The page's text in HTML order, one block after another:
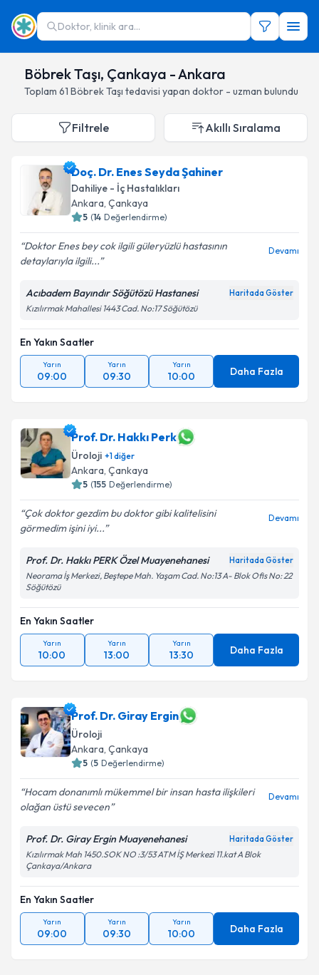
Doktor, klinik ara...
Böbrek Taşı, Çankaya - Ankara
Toplam 61 Böbrek Taşı tedavisi yapan doktor - uzman bulundu
Filtrele Akıllı Sıralama
Doç. Dr. Enes Seyda Şahiner
Dahiliye - İç Hastalıkları
Ankara, Çankaya
5 (14 Değerlendirme)
Doktor Enes bey cok ilgili güleryüzlü hastasının
detaylarıyla ilgili...
Devamı
Acıbadem Bayındır Söğütözü Hastanesi Haritada Göster
Kızılırmak Mahallesi 1443 Cad. No:17 Söğütözü
En Yakın Saatler
Yarın
09:00
Yarın
09:30
Yarın
10:00 Daha Fazla
Prof. Dr. Hakkı Perk
Üroloji +1diğer
Ankara, Çankaya
5 (155 Değerlendirme)
Çok doktor gezdim bu doktor gibi kalitelisini
görmedim işini iyi...
Devamı
Prof. Dr. Hakkı PERK Özel Muayenehanesi Haritada Göster
Neorama İş Merkezi, Beştepe Mah. Yaşam Cad. No:13 A- Blok Ofis No: 22
Söğütözü
En Yakın Saatler
Yarın
10:00
Yarın
13:00
Yarın
13:30 Daha Fazla
Prof. Dr. Giray Ergin
Üroloji
Ankara, Çankaya
5 (5 Değerlendirme)
Hocam donanımlı mükemmel bir insan hasta ilişkileri
olağan üstü sevecen
Devamı
Prof. Dr. Giray Ergin Muayenehanesi Haritada Göster
Kızılırmak Mah 1450.SOK NO :3/53 ATM İŞ Merkezi 11.kat A Blok
Çankaya/Ankara
En Yakın Saatler
Yarın
09:00
Yarın
09:30
Yarın
10:00 Daha Fazla